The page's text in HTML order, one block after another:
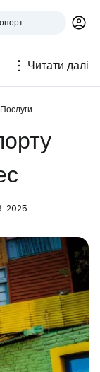
Читати далі
Послуги
2025